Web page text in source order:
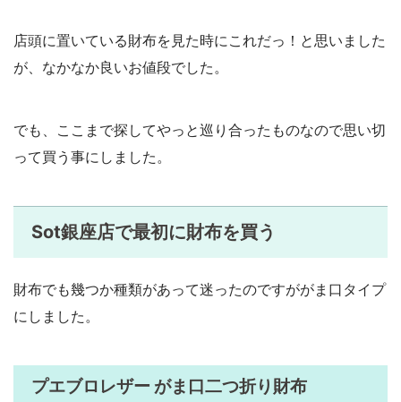
店頭に置いている財布を見た時にこれだっ！と思いました
が、なかなか良いお値段でした。
でも、ここまで探してやっと巡り合ったものなので思い切
って買う事にしました。
Sot銀座店で最初に財布を買う
財布でも幾つか種類があって迷ったのですががま口タイプ
にしました。
プエブロレザー がま口二つ折り財布